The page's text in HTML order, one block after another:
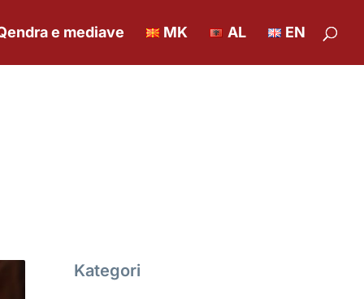
e mediave MK AL EN
Kategori